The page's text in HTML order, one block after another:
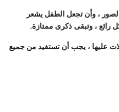
، وأن تجعل الطفل يشعر
رائع ، وتبقى ذكرى ممتازة.
عليها ، يجب أن تستفيد من جميع